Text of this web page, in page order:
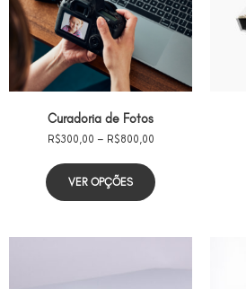
Curadoria de Fotos
R$300,00 – R$800,00
VER OPÇÕES